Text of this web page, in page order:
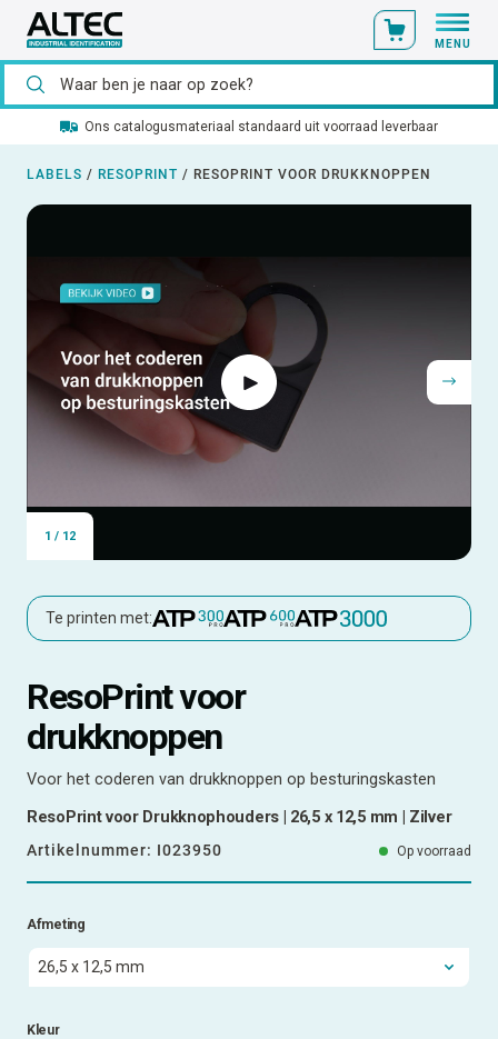
MENU
Ons catalogusmateriaal standaard uit voorraad leverbaar
LABELS / RESOPRINT / RESOPRINT VOOR DRUKKNOPPEN
1 / 12
Te printen met:
ResoPrint voor
drukknoppen
Voor het coderen van drukknoppen op besturingskasten
ResoPrint voor Drukknophouders | 26,5 x 12,5 mm | Zilver
Artikelnummer: I023950 Op voorraad
Afmeting
Kleur